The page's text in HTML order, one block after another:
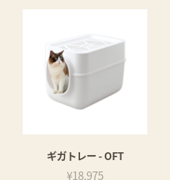
ギガトレー - OFT
¥18,975